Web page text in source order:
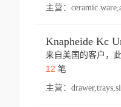
主营： ceramic
来自美国的客户，
12 笔
主营：